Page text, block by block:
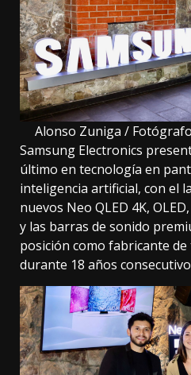
Alonso Zuniga /
Samsung Electronics
último en tecnología en
inteligencia artificial, con el
nuevos Neo QLED 4K,
y las barras de sonido
posición como fabricante
durante 18 años